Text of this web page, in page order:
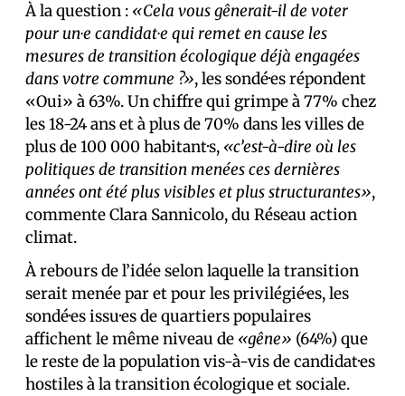
À la question : «Cela vous gênerait-il de voter
pour un·e candidat·e qui remet en cause les
mesures de transition écologique déjà engagées
dans votre commune ?», les sondé·es répondent
«Oui» à 63%. Un chiffre qui grimpe à 77% chez
les 18-24 ans et à plus de 70% dans les villes de
plus de 100 000 habitant·s, «c’est-à-dire où les
politiques de transition menées ces dernières
années ont été plus visibles et plus structurantes»,
commente Clara Sannicolo, du Réseau action
climat.
À rebours de l’idée selon laquelle la transition
serait menée par et pour les privilégié·es, les
sondé·es issu·es de quartiers populaires
affichent le même niveau de «gêne» (64%) que
le reste de la population vis-à-vis de candidat·es
hostiles à la transition écologique et sociale.